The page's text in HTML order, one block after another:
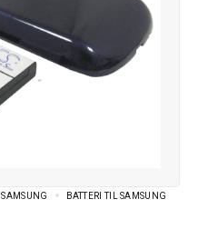
SAMSUNG
BATTERI TIL SAMSUNG